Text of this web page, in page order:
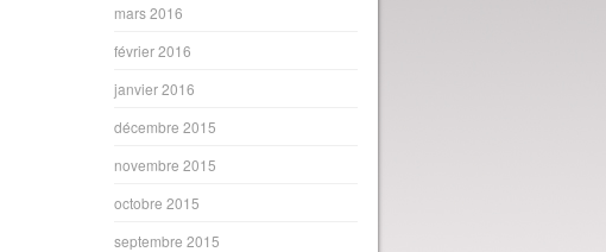
mars 2016
février 2016
janvier 2016
décembre 2015
novembre 2015
octobre 2015
septembre 2015